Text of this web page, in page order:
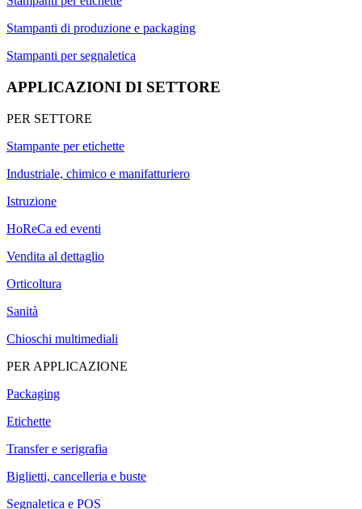
Stampanti di produzione e packaging
Stampanti per segnaletica
APPLICAZIONI DI SETTORE
PER SETTORE
Stampante per etichette
Industriale, chimico e manifatturiero
Istruzione
HoReCa ed eventi
Vendita al dettaglio
Orticoltura
Sanità
Chioschi multimediali
PER APPLICAZIONE
Packaging
Etichette
Transfer e serigrafia
Biglietti, cancelleria e buste
Segnaletica e POS